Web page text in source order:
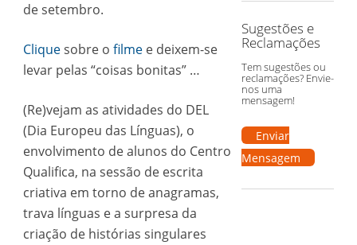
de setembro.
Cliquesobre o filmee deixem-se
levar pelas “coisas bonitas” …
(Re)vejam as atividades do DEL
(Dia Europeu das Línguas), o
envolvimento de alunos do Centro
Qualifica, na sessão de escrita
criativa em torno de anagramas,
trava línguas e a surpresa da
criação de histórias singulares
Sugestões e
Reclamações
Tem sugestões ou
reclamações? Envie-
nos uma
mensagem!
Enviar
Mensagem